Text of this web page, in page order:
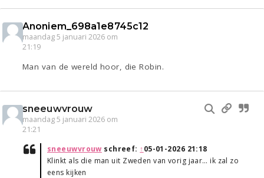
Anoniem_698a1e8745c12
maandag 5 januari 2026 om
21:19
Man van de wereld hoor, die Robin.
sneeuwvrouw
maandag 5 januari 2026 om
21:21
sneeuwvrouw schreef: ↑05-01-2026 21:18
Klinkt als die man uit Zweden van vorig jaar… ik zal zo
eens kijken